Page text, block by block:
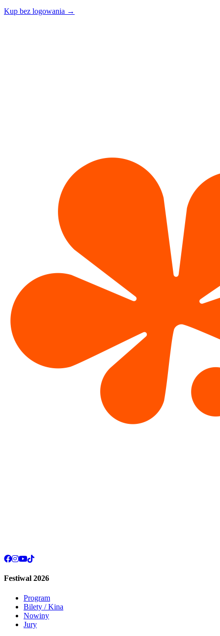
Kup bez logowania →
Festiwal 2026
Program
Bilety / Kina
Nowiny
Jury